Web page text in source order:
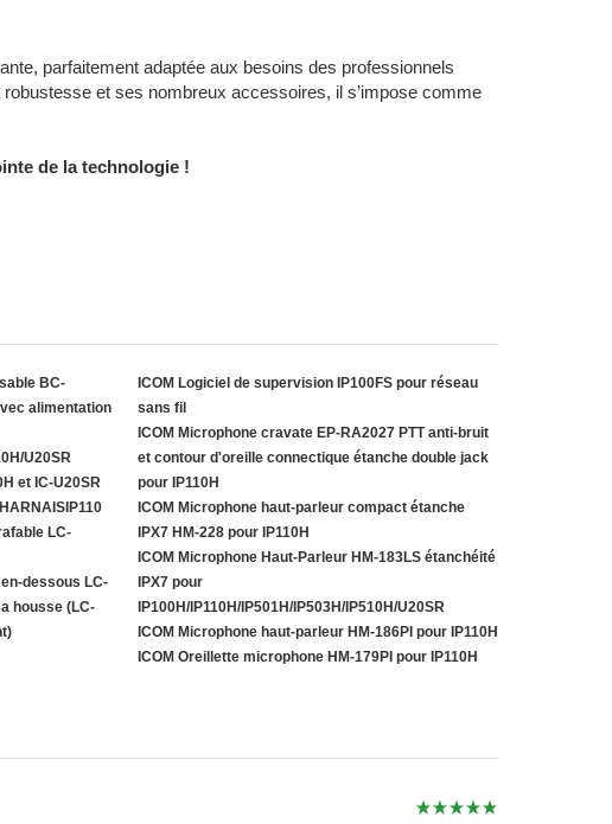
parfaitement adaptée aux besoins des professionnels
et ses nombreux accessoires, il s’impose comme
de la technologie !
BC-
alimentation
U20SR
et IC-U20SR
LC-
dessous LC-
housse (LC-
ICOM Logiciel de supervision IP100FS pour réseau
sans fil
ICOM Microphone cravate EP-RA2027 PTT anti-bruit
et contour d'oreille connectique étanche double jack
pour IP110H
ICOM Microphone haut-parleur compact étanche
IPX7 HM-228 pour IP110H
ICOM Microphone Haut-Parleur HM-183LS étanchéité
IPX7 pour
IP100H/IP110H/IP501H/IP503H/IP510H/U20SR
ICOM Microphone haut-parleur HM-186PI pour IP110H
ICOM Oreillette microphone HM-179PI pour IP110H
